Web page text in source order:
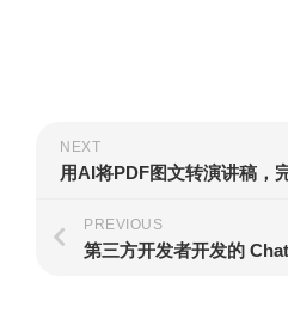
NEXT
用AI将PDF图文转演讲稿，
PREVIOUS
第三方开发者开发的